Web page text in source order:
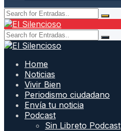
Home
Noticias
Vivir Bien
Periodismo ciudadano
Envía tu noticia
Podcast
Sin Libreto Podcast